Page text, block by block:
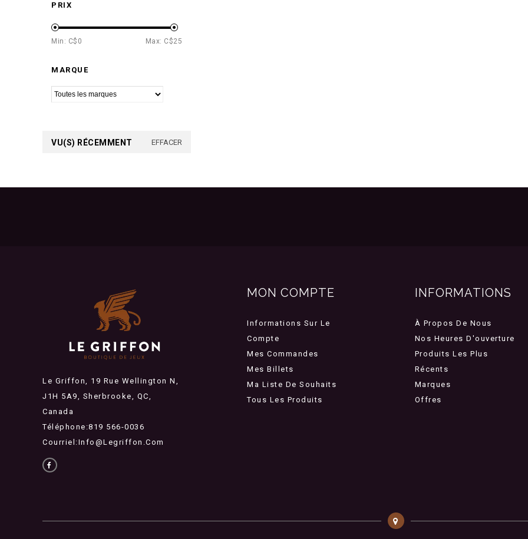
PRIX
Min: C$ 0 Max: C$25
MARQUE
VU(S) RÉCEMMENT EFFACER
Le Griffon, 19 Rue Wellington N,
J1H 5A9, Sherbrooke, QC,
Canada
Téléphone:819 566-0036
Courriel:Info@legriffon.com
MON COMPTE
Informations Sur Le
Compte
Mes Commandes
Mes Billets
Ma Liste De Souhaits
Tous Les Produits
INFORMATIONS
À Propos De Nous
Nos Heures D'ouverture
Produits Les Plus
Récents
Marques
Offres